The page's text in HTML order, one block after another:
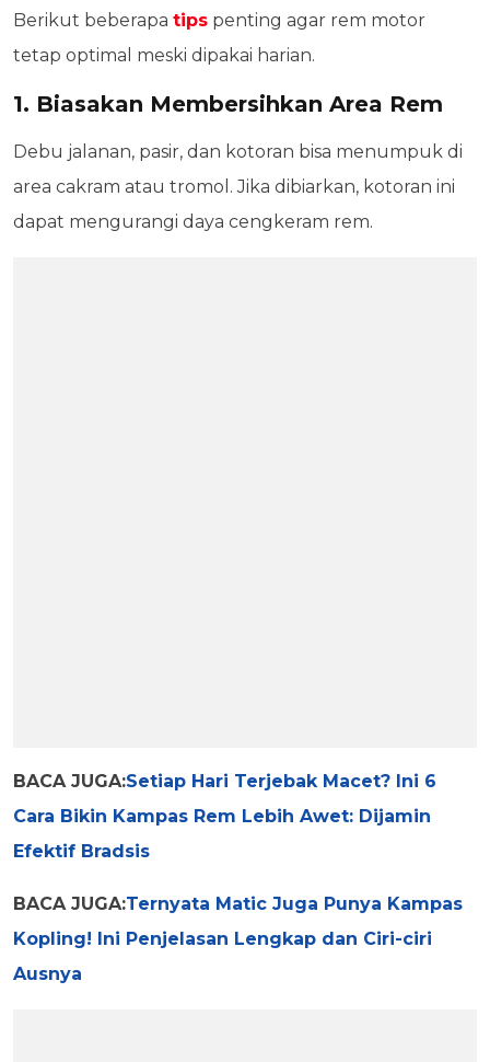
Berikut beberapa tips penting agar rem motor
tetap optimal meski dipakai harian.
1. Biasakan Membersihkan Area Rem
Debu jalanan, pasir, dan kotoran bisa menumpuk di
area cakram atau tromol. Jika dibiarkan, kotoran ini
dapat mengurangi daya cengkeram rem.
BACA JUGA:Setiap Hari Terjebak Macet? Ini 6
Cara Bikin Kampas Rem Lebih Awet: Dijamin
Efektif Bradsis
BACA JUGA:Ternyata Matic Juga Punya Kampas
Kopling! Ini Penjelasan Lengkap dan Ciri-ciri
Ausnya